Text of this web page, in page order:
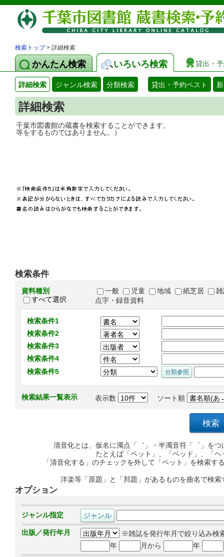
検索トップ> 詳細検索
かんたん検索 いろいろ検索 貸出・
詳細検索 ジャンル検索 分類検索 貸出・予約ベスト
詳細検索
千葉市図書館の蔵書を検索することがで
等をするものではありません。）
検索条件
資料種別
すべて選択
一般 児童 地域 紙芝居
点字・録音資料
検索条件1
検索条件2
検索条件3
検索条件4
検索条件5
検索結果一覧表示 表示数 ソート順
清音化とは、仮名に濁点「゛」・半濁音符「゜」を
たとえば「ペット」、「ベッド」、「
「清音化する」のチェックを外して「ペット」を検索
洋楽等「原題」と「邦題」があるものを曲名で検
オプション
ジャンル指定
出版／発行年月
※雑誌を発行年月で絞り込み検
年
月から 年